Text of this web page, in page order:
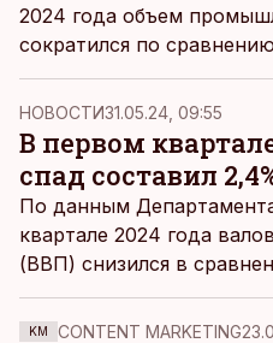
2024 года объем
сократился по
года на 4,7%. Из трех
производство
промышленности (3,6%)
однако сократилось на
промышленности.
НОВОСТИ31.05.24, 09:55
В первом
спад составил
По данным
квартале 2024 года
(ВВП) снизился в
прошлого года на 2,4%.
составил в текущих
KM CONTENT MARKETING